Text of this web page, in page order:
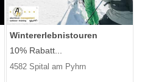
Wintererlebnistouren
10% Rabatt...
4582 Spital am Pyhrn